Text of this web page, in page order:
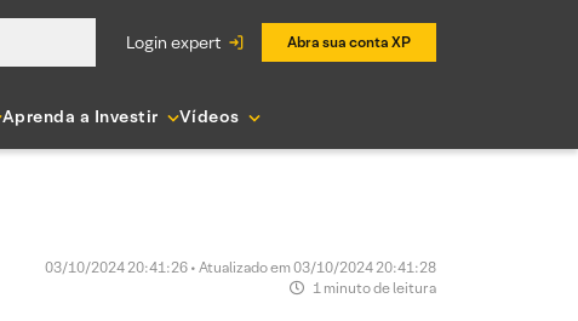
login expert Abra sua conta XP
Aprenda a Investir Vídeos
03/10/2024 20:41:26 • Atualizado em 03/10/2024 20:41:28
1 minuto de leitura